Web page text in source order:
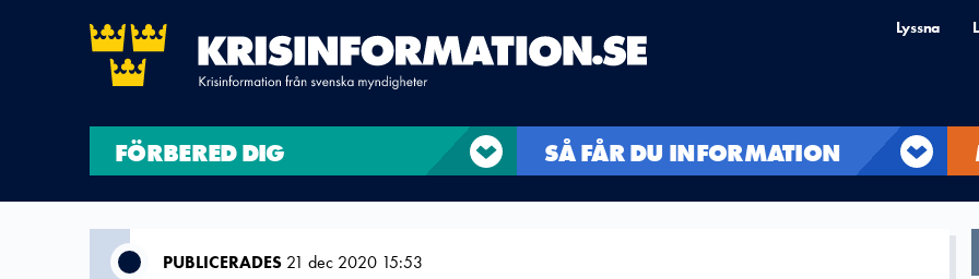
Lyssna
FÖRBERED DIG SÅ FÅR DU INFORMATION
PUBLICERADES 21 dec 2020 15:53